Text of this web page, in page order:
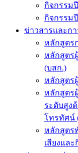
กิจกรรม
กิจกรรม
ข่าวสารและก
หลักสูตร
หลักสูตร
(บสก.)
หลักสูตร
หลักสูตร
ระดับสูง
โทรทัศน์
หลักสูตร
เสียงและ